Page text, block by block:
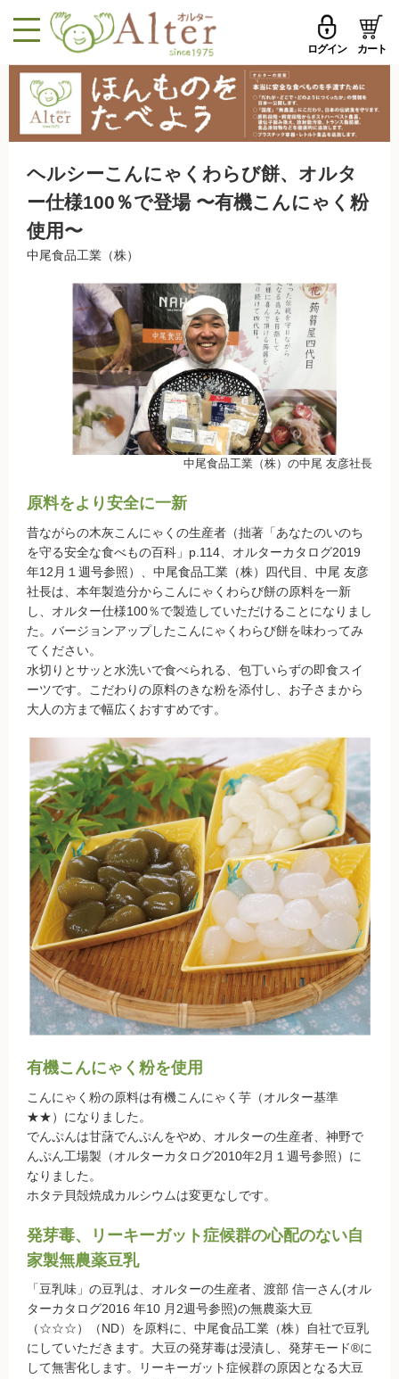
ログイン カート
メールアドレス
メールアドレスを保存する
パスワードを忘れた方はこちら
初めての方へ
新規一般会員登録
MENU
トップページへ戻る
セール品・おすすめ
お試しセット
今週の新登場
野菜
果物
無農薬米・雑穀
無農薬豆
国産大豆の加工品
たまご・乳製品
水産品
肉類
冷蔵食品他
惣菜
乾物
調味料
伝統酒類
飲料品
菓子類
粉・餅
健康応援グッズ
石けん・生活用品
食べもの百科（書籍）
ご利用ガイド
お買い物について
取扱いアイテム数について
カートについて
お届け日について
送料ついて
返品・キャンセルについて
ヘルシーこんにゃくわらび餅、オルタ
ー仕様100％で登場 〜有機こんにゃく粉
使用〜
中尾食品工業（株）
中尾食品工業（株）の中尾 友彦社長
原料をより安全に一新
昔ながらの木灰こんにゃくの生産者（拙著「あなたのいのち
を守る安全な食べもの百科」p.114、オルターカタログ2019
年12月１週号参照）、中尾食品工業（株）四代目、中尾 友彦
社長は、本年製造分からこんにゃくわらび餅の原料を一新
し、オルター仕様100％で製造していただけることになりまし
た。バージョンアップしたこんにゃくわらび餅を味わってみ
てください。
水切りとサッと水洗いで食べられる、包丁いらずの即食スイ
ーツです。こだわりの原料のきな粉を添付し、お子さまから
大人の方まで幅広くおすすめです。
有機こんにゃく粉を使用
こんにゃく粉の原料は有機こんにゃく芋（オルター基準
★★）になりました。
でんぷんは甘藷でんぷんをやめ、オルターの生産者、神野で
んぷん工場製（オルターカタログ2010年2月１週号参照）に
なりました。
ホタテ貝殻焼成カルシウムは変更なしです。
発芽毒、リーキーガット症候群の心配のない自
家製無農薬豆乳
「豆乳味」の豆乳は、オルターの生産者、渡部 信一さん(オル
ターカタログ2016 年10 月2週号参照)の無農薬大豆
（☆☆☆）（ND）を原料に、中尾食品工業（株）自社で豆乳
にしていただきます。大豆の発芽毒は浸漬し、発芽モード®に
して無害化します。リーキーガット症候群の原因となる大豆